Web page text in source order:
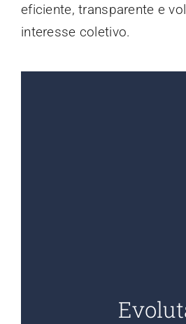
eficiente, transparente e
interesse coletivo.